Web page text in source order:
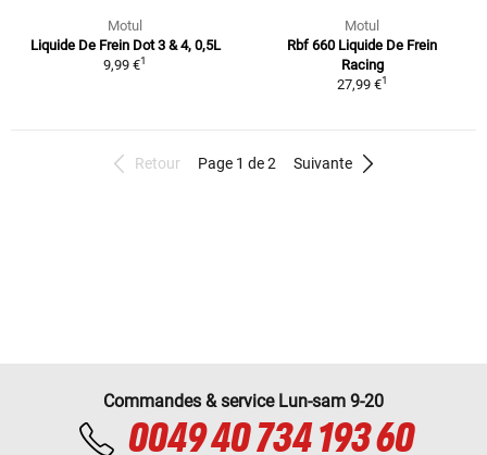
Motul
Liquide De Frein Dot 3 & 4, 0,5L
9,99 €1
Motul
Rbf 660 Liquide De Frein
Racing
27,99 €1
Retour Page 1 de 2 Suivante
Commandes & service Lun-sam 9-20
0049 40 734 193 60